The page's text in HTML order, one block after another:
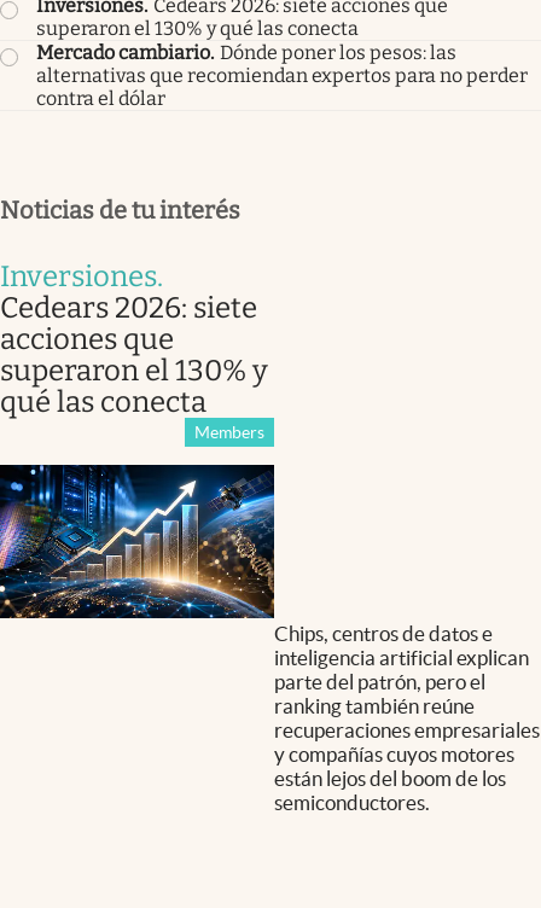
Inversiones. Cedears 2026: siete acciones que
superaron el 130% y qué las conecta
Mercado cambiario. Dónde poner los pesos: las
alternativas que recomiendan expertos para no perder
contra el dólar
Noticias de tu interés
Inversiones.
Cedears 2026: siete
acciones que
superaron el 130% y
qué las conecta
Members
Chips, centros de datos e
inteligencia artificial explican
parte del patrón, pero el
ranking también reúne
recuperaciones empresariales
y compañías cuyos motores
están lejos del boom de los
semiconductores.